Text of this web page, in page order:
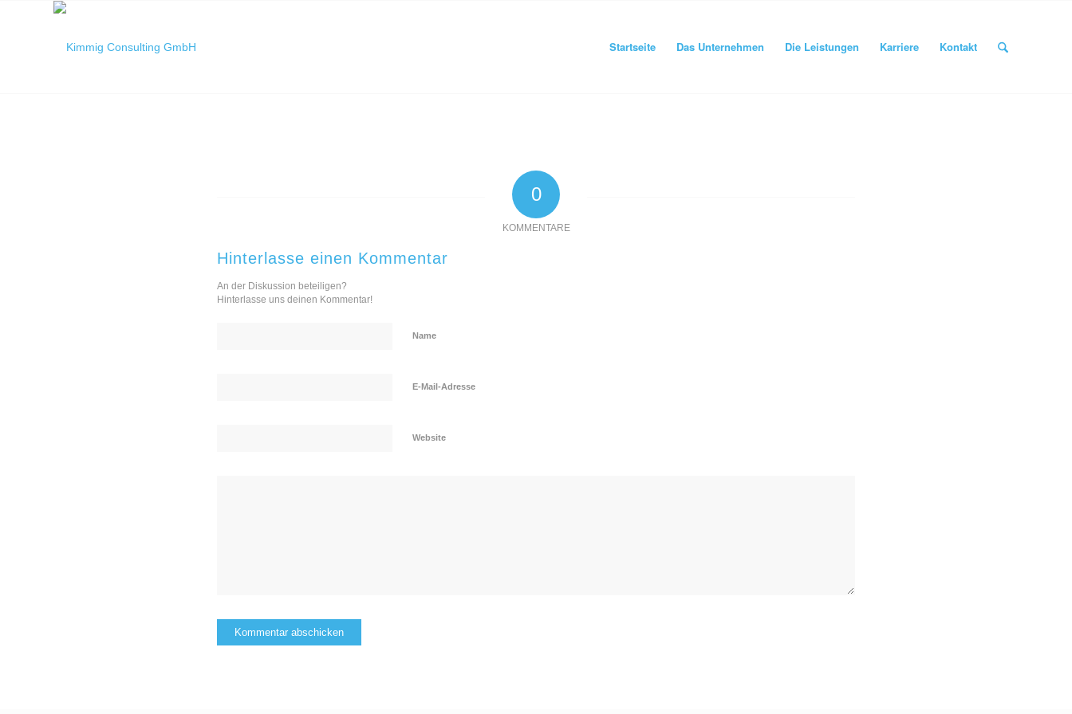
Startseite Das Unternehmen Die Leistungen Karriere Kontakt
0
KOMMENTARE
Hinterlasse einen Kommentar
An der Diskussion beteiligen?
Hinterlasse uns deinen Kommentar!
Name
E-Mail-Adresse
Website